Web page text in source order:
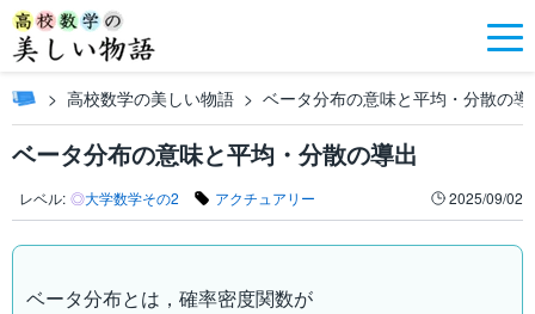
高校数学の美しい物語 ベータ分布の意味と平均・分散の導
ベータ分布の意味と平均・分散の導出
レベル: ◎大学数学その2 アクチュアリー 2025/09/02
ベータ分布とは，確率密度関数が